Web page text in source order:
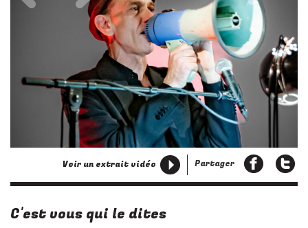
Partager
Voir un extrait vidéo
C'est vous qui le dites